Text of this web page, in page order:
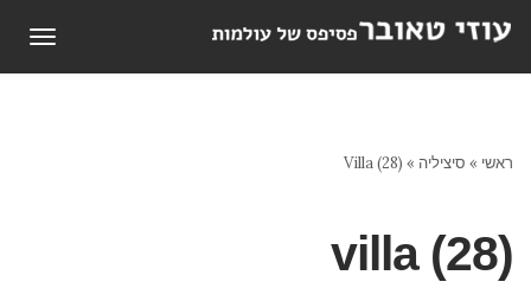
ראשי » סיציליה »
Villa (28)
villa (28)